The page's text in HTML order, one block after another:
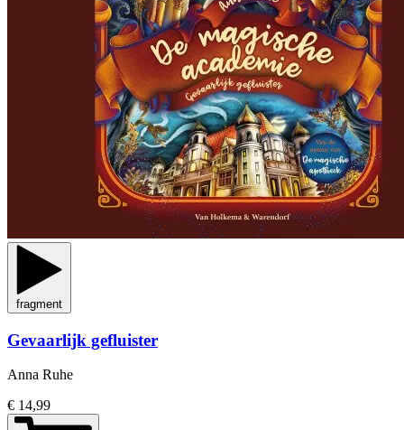
fragment
Gevaarlijk gefluister
Anna Ruhe
€ 14,99